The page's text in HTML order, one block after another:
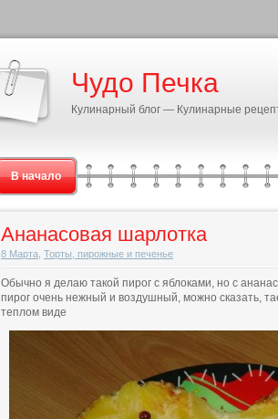
Чудо Печка
Кулинарный блог — Кулинарные
В начало
Ананасовая шарлотка
8 Марта Торты, пирожные и печенье
Обычно я делаю такой пирог с яблоками, но с
пирог очень нежный и воздушный, можно сказать,
теплом виде